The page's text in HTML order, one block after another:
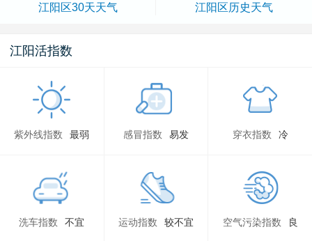
江阳区30天天气 江阳区历史天气
江阳活指数
紫外线指数 最弱 感冒指数 易发 穿衣指数 冷
洗车指数 不宜 运动指数 较不宜 空气污染指数 良